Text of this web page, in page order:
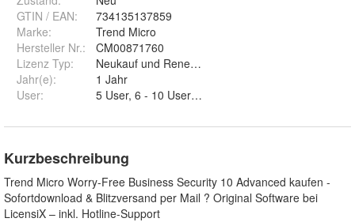
GTIN / EAN:
734135137859
Marke:
Trend Micro
Hersteller Nr.:
CM00871760
Lizenz Typ:
Neukauf und Renewal
Jahr(e):
1 Jahr
User:
Kurzbeschreibung
Trend Micro Worry-Free Business Security 10 Advanced kaufen -
Sofortdownload & Blitzversand per Mail ? Original Software bei
LicensiX – inkl. Hotline-Support